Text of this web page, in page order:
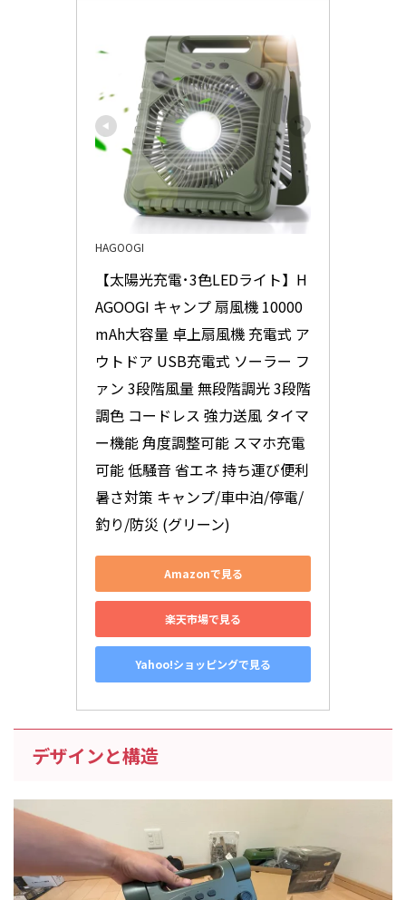
HAGOOGI
【太陽光充電･3色LEDライト】H
AGOOGI キャンプ 扇風機 10000
mAh大容量 卓上扇風機 充電式 ア
ウトドア USB充電式 ソーラー フ
ァン 3段階風量 無段階調光 3段階
調色 コードレス 強力送風 タイマ
ー機能 角度調整可能 スマホ充電
可能 低騒音 省エネ 持ち運び便利
暑さ対策 キャンプ/車中泊/停電/
釣り/防災 (グリーン)
Amazonで見る
楽天市場で見る
Yahoo!ショッピングで見る
デザインと構造